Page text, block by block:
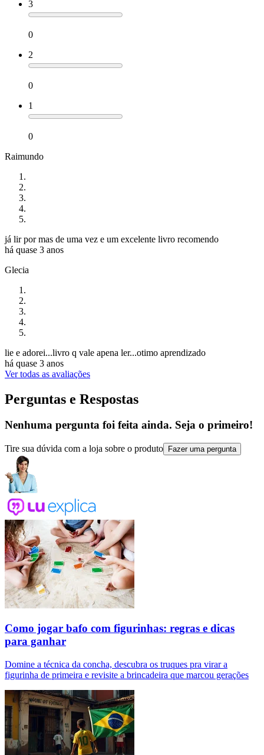
3
0
2
0
1
0
Raimundo
já lir por mas de uma vez e um excelente livro recomendo
há quase 3 anos
Glecia
lie e adorei...livro q vale apena ler...otimo aprendizado
há quase 3 anos
Ver todas as avaliações
Perguntas e Respostas
Nenhuma pergunta foi feita ainda. Seja o primeiro!
Tire sua dúvida com a loja sobre o produto Fazer uma pergunta
Como jogar bafo com figurinhas: regras e dicas
para ganhar
Domine a técnica da concha, descubra os truques pra virar a
figurinha de primeira e revisite a brincadeira que marcou gerações